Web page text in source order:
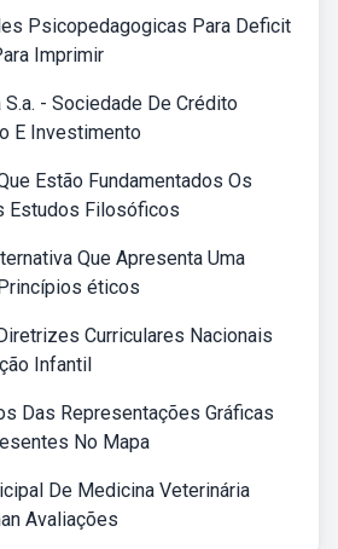
Psicopedagogicas Para Deficit
Imprimir
S.a. - Sociedade De Crédito
E Investimento
Estão Fundamentados Os
Estudos Filosóficos
Que Apresenta Uma
éticos
Curriculares Nacionais
Infantil
Das Representações Gráficas
No Mapa
De Medicina Veterinária
Avaliações